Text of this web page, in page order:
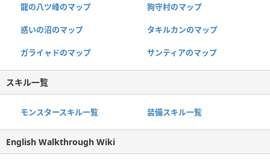
龍の八ツ峰のマップ 狗守村のマップ
惑いの沼のマップ タキルカンのマップ
ガライャドのマップ サンティアのマップ
スキル一覧
モンスタースキル一覧 装備スキル一覧
English Walkthrough Wiki